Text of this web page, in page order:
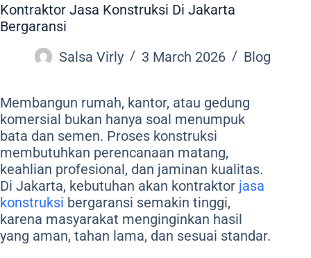
Kontraktor Jasa Konstruksi Di Jakarta
Bergaransi
Salsa Virly
3 March 2026 Blog
Membangun rumah, kantor, atau gedung
komersial bukan hanya soal menumpuk
bata dan semen. Proses konstruksi
membutuhkan perencanaan matang,
keahlian profesional, dan jaminan kualitas.
Di Jakarta, kebutuhan akan kontraktor jasa
konstruksi bergaransi semakin tinggi,
karena masyarakat menginginkan hasil
yang aman, tahan lama, dan sesuai standar.